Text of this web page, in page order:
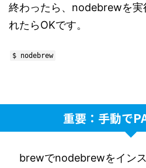
終わったら、nodebrewを実
れたらOKです。
$ nodebrew
重要：手動で
brewでnodebrewをイン